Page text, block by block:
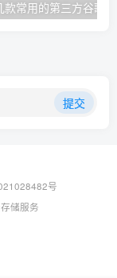
提交
号
储服务